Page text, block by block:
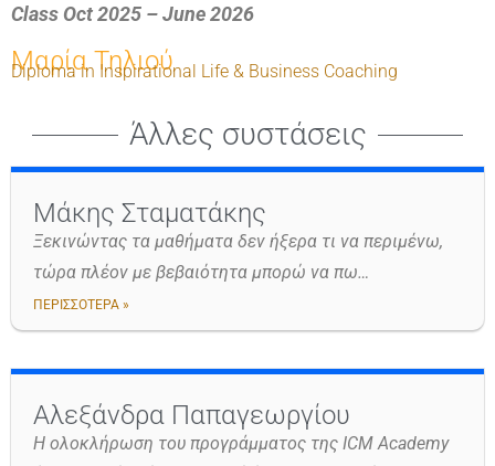
Class Oct 2025 –June2026
Μαρία Τηλιού
Diploma in Inspirational Life & Business Coaching
Άλλες συστάσεις
Μάκης Σταματάκης
Ξεκινώντας τα μαθήματα δεν ήξερα τι να περιμένω,
τώρα πλέον με βεβαιότητα μπορώ να πω…
ΠΕΡΙΣΣΟΤΕΡΑ »
Αλεξάνδρα Παπαγεωργίου
H ολοκλήρωση του προγράμματος της ICM Academy